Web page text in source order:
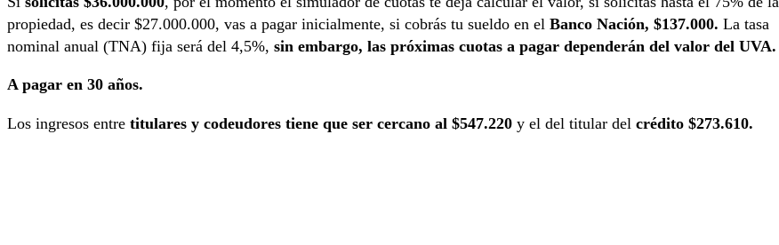
propiedad, es decir $27.000.000, vas a pagar inicialmente, si cobrás tu sueldo en el Banco Nación, $137.000. La tasa
nominal anual (TNA) fija será del 4,5%, sin embargo, las próximas cuotas a pagar dependerán del valor del UVA.
A pagar en 30 años.
Los ingresos entre titulares y codeudores tiene que ser cercano al $547.220 y el del titular del crédito $273.610.